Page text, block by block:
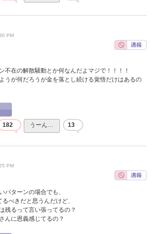
PM
不在の解散騒動とか何なんだよマジで！！！！
うが何だろうが金を落とし続ける覚悟だけはあるの
182 うーん… 13
PM
パターンの場合でも、
べきだと思うんだけど、
残るって言い張ってるの？
んに恩義感じてるの？